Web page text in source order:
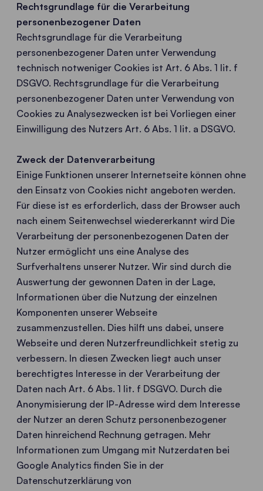
Rechtsgrundlage für die Verarbeitung
personenbezogener Daten
Rechtsgrundlage für die Verarbeitung
personenbezogener Daten unter Verwendung
technisch notweniger Cookies ist Art. 6 Abs. 1 lit. f
DSGVO. Rechtsgrundlage für die Verarbeitung
personenbezogener Daten unter Verwendung von
Cookies zu Analysezwecken ist bei Vorliegen einer
Einwilligung des Nutzers Art. 6 Abs. 1 lit. a DSGVO.
Zweck der Datenverarbeitung
Einige Funktionen unserer Internetseite können ohne
den Einsatz von Cookies nicht angeboten werden.
Für diese ist es erforderlich, dass der Browser auch
nach einem Seitenwechsel wiedererkannt wird Die
Verarbeitung der personenbezogenen Daten der
Nutzer ermöglicht uns eine Analyse des
Surfverhaltens unserer Nutzer. Wir sind durch die
Auswertung der gewonnen Daten in der Lage,
Informationen über die Nutzung der einzelnen
Komponenten unserer Webseite
zusammenzustellen. Dies hilft uns dabei, unsere
Webseite und deren Nutzerfreundlichkeit stetig zu
verbessern. In diesen Zwecken liegt auch unser
berechtigtes Interesse in der Verarbeitung der
Daten nach Art. 6 Abs. 1 lit. f DSGVO. Durch die
Anonymisierung der IP-Adresse wird dem Interesse
der Nutzer an deren Schutz personenbezogener
Daten hinreichend Rechnung getragen. Mehr
Informationen zum Umgang mit Nutzerdaten bei
Google Analytics finden Sie in der
Datenschutzerklärung von